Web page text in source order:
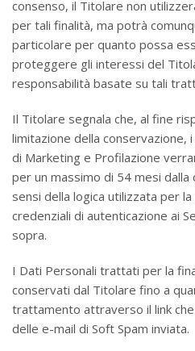
consenso, il Titolare non
per tali finalità, ma potrà
particolare per quanto possa
proteggere gli interessi del
responsabilità basate su tali
Il Titolare segnala che, al fine
limitazione della
di Marketing e Profilazione
per un massimo di 54 mesi dalla
sensi della logica utilizzata per
credenziali di autenticazione ai
sopra.
I Dati Personali trattati per la
conservati dal Titolare fino a
trattamento attraverso il link
delle e-mail di Soft Spam inviata.